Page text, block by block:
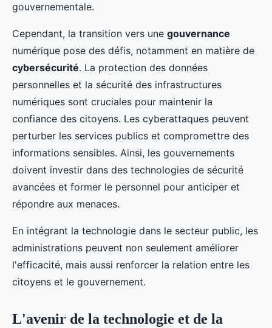
gouvernementale.
Cependant, la transition vers une gouvernance
numérique pose des défis, notamment en matière de
cybersécurité. La protection des données
personnelles et la sécurité des infrastructures
numériques sont cruciales pour maintenir la
confiance des citoyens. Les cyberattaques peuvent
perturber les services publics et compromettre des
informations sensibles. Ainsi, les gouvernements
doivent investir dans des technologies de sécurité
avancées et former le personnel pour anticiper et
répondre aux menaces.
En intégrant la technologie dans le secteur public, les
administrations peuvent non seulement améliorer
l'efficacité, mais aussi renforcer la relation entre les
citoyens et le gouvernement.
L'avenir de la technologie et de la